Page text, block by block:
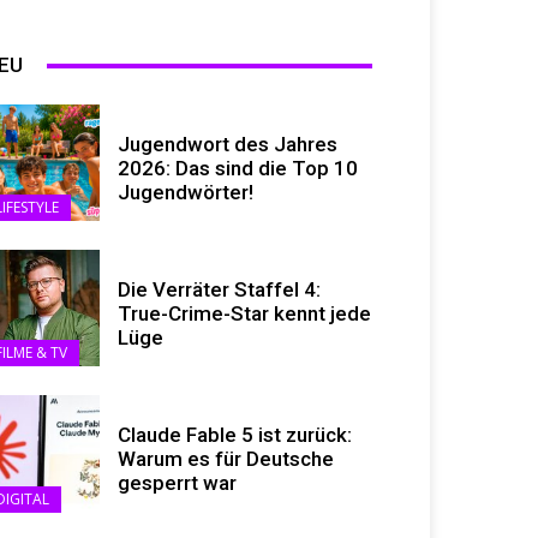
Jugendwort des Jahres
2026: Das sind die Top 10
Jugendwörter!
& TV
Die Verräter Staffel 4:
True-Crime-Star kennt jede
Lüge
Claude Fable 5 ist zurück:
Warum es für Deutsche
gesperrt war